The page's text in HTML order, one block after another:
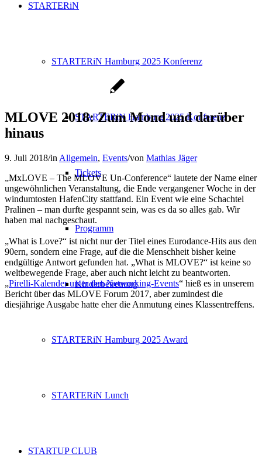
STARTERiN
STARTERiN Hamburg 2025 Konferenz
STARTERiN Hamburg 2025 Konferenz
Tickets
Programm
Kinderbetreuung
STARTERiN Hamburg 2025 Award
STARTERiN Lunch
STARTUP CLUB
MLOVE 2018: Zum Mond und darüber
hinaus
9. Juli 2018/in Allgemein, Events/von Mathias Jäger
„MxLOVE – The MLOVE Un-Conference“ lautete der Name einer
ungewöhnlichen Veranstaltung, die Ende vergangener Woche in der
windumtosten HafenCity stattfand. Ein Event wie eine Schachtel
Pralinen – man durfte gespannt sein, was es da so alles gab. Wir
haben mal nachgeschaut.
„What is Love?“ ist nicht nur der Titel eines Eurodance-Hits aus den
90ern, sondern eine Frage, auf die die Menschheit bisher keine
endgültige Antwort gefunden hat. „What is MLOVE?“ ist keine so
weltbewegende Frage, aber auch nicht leicht zu beantworten.
„Pirelli-Kalender unter den Networking-Events“ hieß es in unserem
Bericht über das MLOVE Forum 2017, aber zumindest die
diesjährige Ausgabe hatte eher die Anmutung eines Klassentreffens.